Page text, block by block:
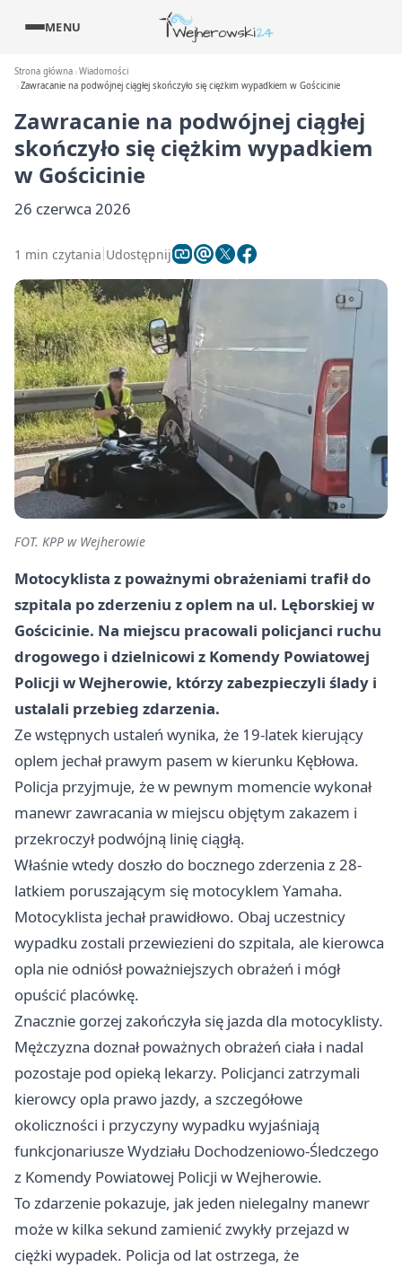
MENU
Strona główna Wiadomości
Zawracanie na podwójnej ciągłej skończyło się ciężkim wypadkiem w Gościcinie
Zawracanie na podwójnej ciągłej
skończyło się ciężkim wypadkiem
w Gościcinie
26 czerwca 2026
1 min czytania Udostępnij
FOT. KPP w Wejherowie
Motocyklista z poważnymi obrażeniami trafił do
szpitala po zderzeniu z oplem na ul. Lęborskiej w
Gościcinie. Na miejscu pracowali policjanci ruchu
drogowego i dzielnicowi z Komendy Powiatowej
Policji w Wejherowie, którzy zabezpieczyli ślady i
ustalali przebieg zdarzenia.
Ze wstępnych ustaleń wynika, że 19-latek kierujący
oplem jechał prawym pasem w kierunku Kębłowa.
Policja przyjmuje, że w pewnym momencie wykonał
manewr zawracania w miejscu objętym zakazem i
przekroczył podwójną linię ciągłą.
Właśnie wtedy doszło do bocznego zderzenia z 28-
latkiem poruszającym się motocyklem Yamaha.
Motocyklista jechał prawidłowo. Obaj uczestnicy
wypadku zostali przewiezieni do szpitala, ale kierowca
opla nie odniósł poważniejszych obrażeń i mógł
opuścić placówkę.
Znacznie gorzej zakończyła się jazda dla motocyklisty.
Mężczyzna doznał poważnych obrażeń ciała i nadal
pozostaje pod opieką lekarzy. Policjanci zatrzymali
kierowcy opla prawo jazdy, a szczegółowe
okoliczności i przyczyny wypadku wyjaśniają
funkcjonariusze Wydziału Dochodzeniowo-Śledczego
z Komendy Powiatowej Policji w Wejherowie.
To zdarzenie pokazuje, jak jeden nielegalny manewr
może w kilka sekund zamienić zwykły przejazd w
ciężki wypadek. Policja od lat ostrzega, że